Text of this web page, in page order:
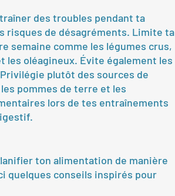
des troubles pendant ta
risques de désagréments. Limite ta
semaine comme les légumes crus,
les oléagineux. Évite également les
plutôt des sources de
pommes de terre et les
lors de tes entraînements
ton alimentation de manière
quelques conseils inspirés pour